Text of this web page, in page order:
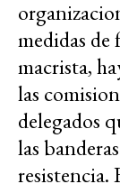
medidas
macrista,
las
delegados
las
resistencia.